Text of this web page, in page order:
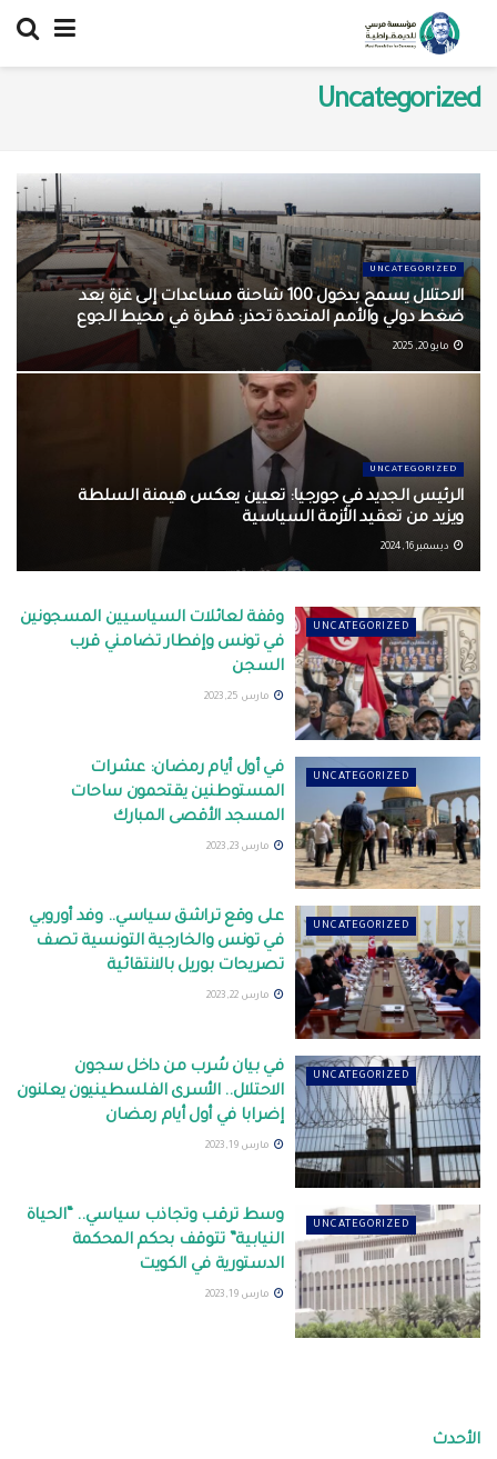
Uncategorized
UNCATEGORIZED
الاحتلال يسمح بدخول 100 شاحنة مساعدات إلى غزة بعد
ضغط دولي والأمم المتحدة تحذر: قطرة في محيط الجوع
مايو 20, 2025
UNCATEGORIZED
الرئيس الجديد في جورجيا: تعيين يعكس هيمنة السلطة
ويزيد من تعقيد الأزمة السياسية
ديسمبر 16, 2024
UNCATEGORIZED
وقفة لعائلات السياسيين المسجونين
في تونس وإفطار تضامني قرب
السجن
مارس 25, 2023
UNCATEGORIZED
في أول أيام رمضان: عشرات
المستوطنين يقتحمون ساحات
المسجد الأقصى المبارك
مارس 23, 2023
UNCATEGORIZED
على وقع تراشق سياسي.. وفد أوروبي
في تونس والخارجية التونسية تصف
تصريحات بوريل بالانتقائية
مارس 22, 2023
UNCATEGORIZED
في بيان سُرب من داخل سجون
الاحتلال.. الأسرى الفلسطينيون يعلنون
إضرابا في أول أيام رمضان
مارس 19, 2023
UNCATEGORIZED
وسط ترقب وتجاذب سياسي.. “الحياة
النيابية” تتوقف بحكم المحكمة
الدستورية في الكويت
مارس 19, 2023
الأحدث